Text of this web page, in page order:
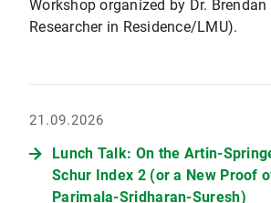
Workshop organized by Dr. Brendan
Researcher in Residence/LMU).
21.09.2026
Lunch Talk: On the Artin-
Schur Index 2 (or a New Proof
Parimala-Sridharan-Suresh)